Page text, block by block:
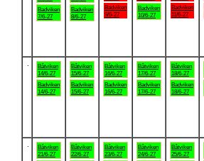
Badviken
7/6-27
Badviken
8/6-27
Badviken
9/6-27
Badviken
10/6-27
Badviken
11/6-27
Båtviken
14/6-27
Badviken
14/6-27
Båtviken
15/6-27
Badviken
15/6-27
Båtviken
16/6-27
Badviken
16/6-27
Båtviken
17/6-27
Badviken
17/6-27
Båtviken
18/6-27
Badviken
18/6-27
Båtviken
21/6-27
Båtviken
22/6-27
Båtviken
23/6-27
Båtviken
24/6-27
Båtviken
25/6-27